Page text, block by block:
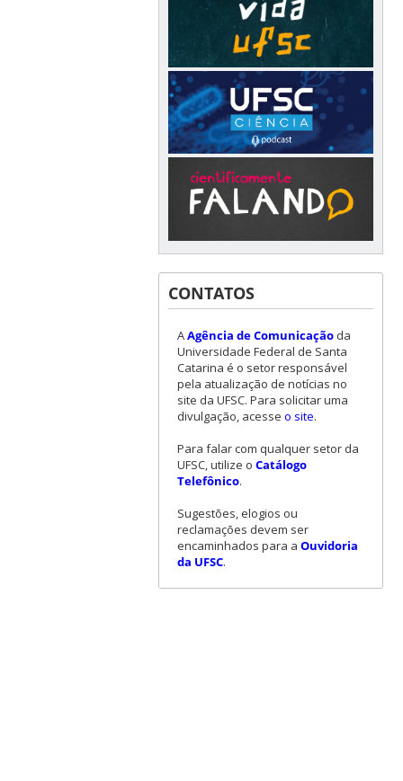
CONTATOS
AAgência de Comunicaçãoda
Universidade Federal de Santa
Catarina é o setor responsável
pela atualização de notícias no
site da UFSC. Para solicitar uma
divulgação, acesse o site.
Para falar com qualquer setor da
UFSC, utilize o Catálogo
Telefônico.
Sugestões, elogios ou
reclamações devem ser
encaminhados para a Ouvidoria
da UFSC.